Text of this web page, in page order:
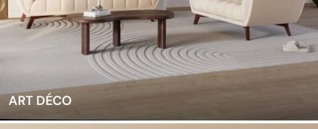
ART DÉCO